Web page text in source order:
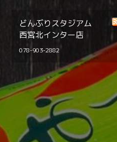
どんぶりスタジアム
西宮北インター店
078-903-2882